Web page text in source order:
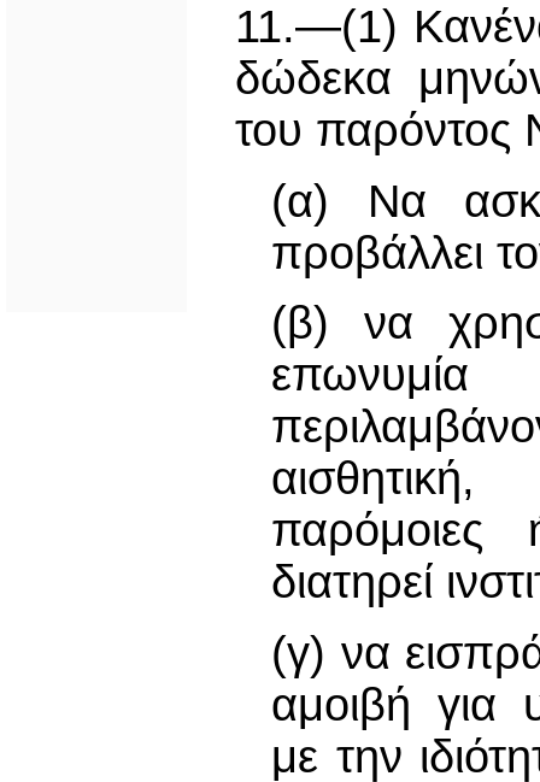
11.—(1)
δώδεκα
του παρόντος
(α) Να
προβάλλει
(β) να
αισθητική,
παρόμοιες
διατηρεί
(γ) να
αμοιβή για
με την